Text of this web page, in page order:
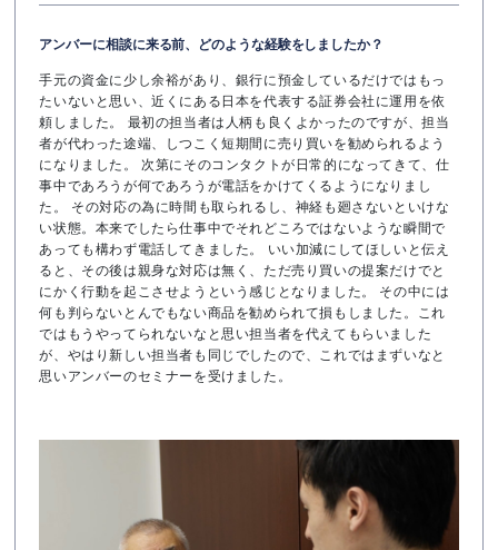
アンバーに相談に来る前、どのような経験をしましたか？
手元の資金に少し余裕があり、銀行に預金しているだけではもっ
たいないと思い、近くにある日本を代表する証券会社に運用を依
頼しました。 最初の担当者は人柄も良くよかったのですが、担当
者が代わった途端、しつこく短期間に売り買いを勧められるよう
になりました。 次第にそのコンタクトが日常的になってきて、仕
事中であろうが何であろうが電話をかけてくるようになりまし
た。 その対応の為に時間も取られるし、神経も廻さないといけな
い状態。本来でしたら仕事中でそれどころではないような瞬間で
あっても構わず電話してきました。 いい加減にしてほしいと伝え
ると、その後は親身な対応は無く、ただ売り買いの提案だけでと
にかく行動を起こさせようという感じとなりました。 その中には
何も判らないとんでもない商品を勧められて損もしました。これ
ではもうやってられないなと思い担当者を代えてもらいました
が、やはり新しい担当者も同じでしたので、これではまずいなと
思いアンバーのセミナーを受けました。